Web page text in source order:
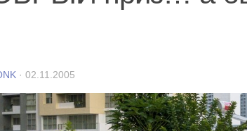
· 02.11.2005